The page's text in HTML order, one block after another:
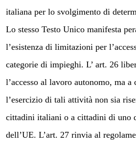
italiana per lo svolgimento di
Lo stesso Testo Unico manifesta
l’esistenza di limitazioni per
categorie di impieghi. L’ art. 26
l’accesso al lavoro autonomo, ma a
l’esercizio di tali attività non sia
cittadini italiani o a cittadini di uno
dell’UE. L’art. 27 rinvia al